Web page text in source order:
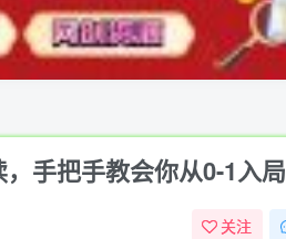
手把手教会你从0-1入局
关注